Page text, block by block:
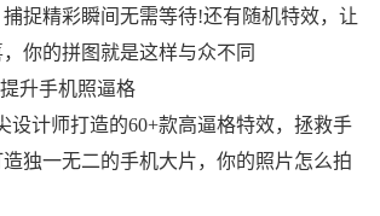
捉精彩瞬间无需等待!还有随机特效，让
你的拼图就是这样与众不同
升手机照逼格
设计师打造的60+款高逼格特效，拯救手
独一无二的手机大片，你的照片怎么拍